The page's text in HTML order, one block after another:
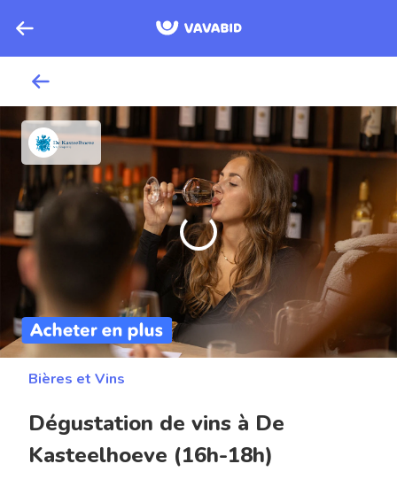
Bières et Vins
Dégustation de vins à De
Kasteelhoeve (16h-18h)